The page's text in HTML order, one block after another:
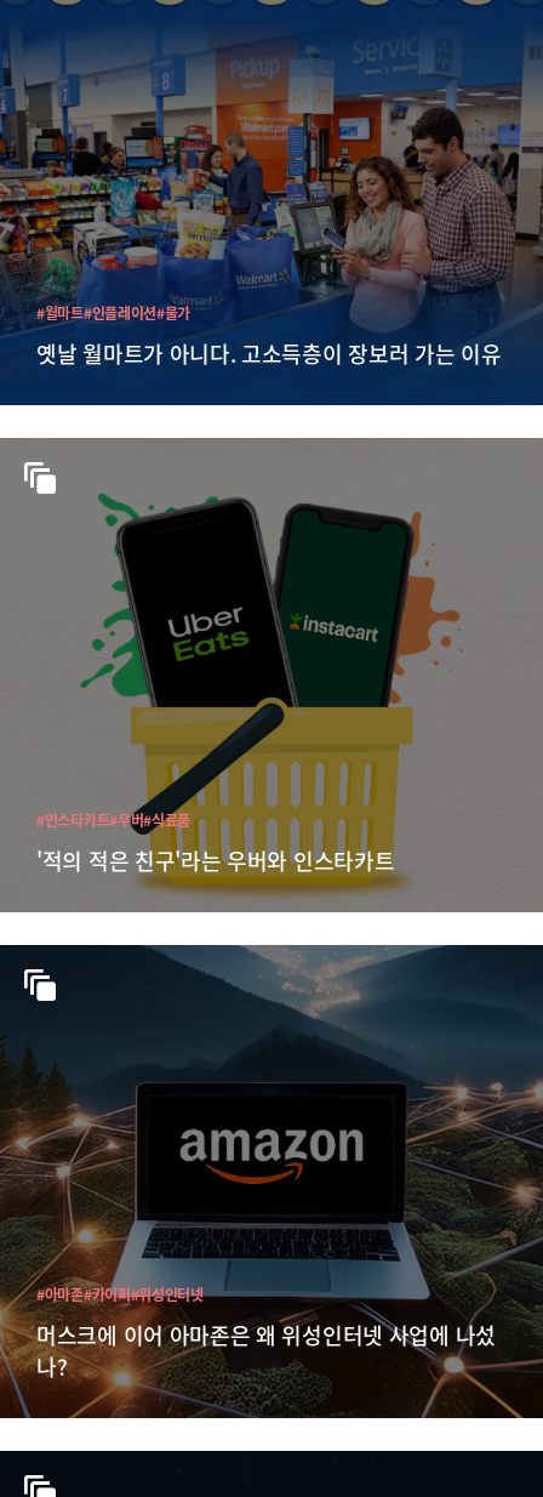
옛날 월마트가 아니다. 고소득층이 장보러 가는 이유
#월마트#인플레이션#물가
'적의 적은 친구'라는 우버와 인스타카트
#인스타카트#우버#식료품
머스크에 이어 아마존은 왜 위성인터넷 사업에 나섰
나?
#아마존#카이퍼#위성인터넷